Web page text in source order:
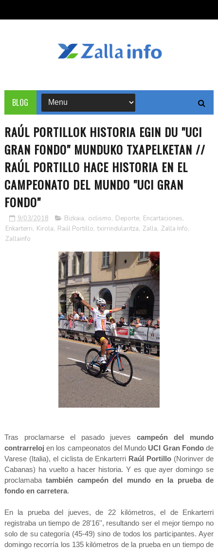
BLOG
RAÚL PORTILLOK HISTORIA EGIN DU "UCI
GRAN FONDO" MUNDUKO TXAPELKETAN //
RAÚL PORTILLO HACE HISTORIA EN EL
CAMPEONATO DEL MUNDO "UCI GRAN
FONDO"
9/03/2018 Bizkaia, ciclismo, Deporte, Encartaciones,
Enkarterri, Kirola, Raúl Portillo, txirrindularitza, Zalla, Zalla Info,
Zallainfo
Tras proclamarse el pasado jueves campeón del mundo
contrarrelojen los campeonatos del Mundo UCI Gran Fondode
Varese (Italia), el ciclista de Enkarterri Raúl Portillo (Norinver de
Cabanas) ha vuelto a hacer historia. Y es que ayer domingo se
proclamabatambién campeón del mundo en la prueba de
fondo en carretera.
En la prueba del jueves, de 22 kilómetros, el de Enkarterri
registraba un tiempo de 28'16'', resultando ser el mejor tiempo no
solo de su categoría (45-49) sino de todos los participantes. Ayer
domingo recorría los 135 kilómetros de la prueba en un tiempo de